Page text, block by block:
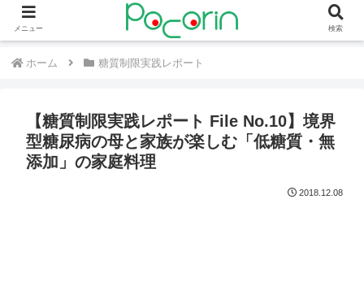
ホーム 糖質制限実践レポート
【糖質制限実践レポート File No.10】境界
型糖尿病の母と家族が楽しむ「低糖質・無
添加」の家庭料理
2018.12.08
メニュー 検索